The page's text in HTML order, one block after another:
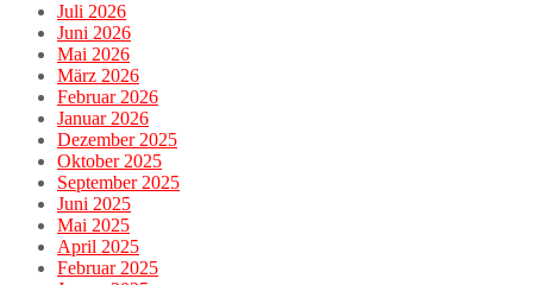
Juli 2026
Juni 2026
Mai 2026
März 2026
Februar 2026
Januar 2026
Dezember 2025
Oktober 2025
September 2025
Juni 2025
Mai 2025
April 2025
Februar 2025